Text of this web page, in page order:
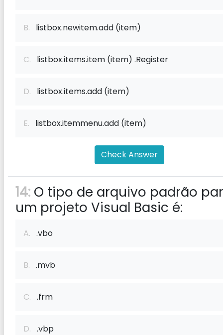
B. listbox.newitem.add (item)
C. listbox.items.item (item) .Register
D. listbox.items.add (item)
E. listbox.itemmenu.add (item)
Check Answer
14: O tipo de arquivo padrão
um projeto Visual Basic é:
A. .vbo
B. .mvb
C. .frm
D. .vbp